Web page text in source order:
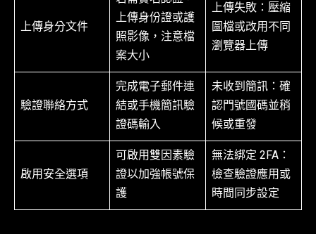
上傳身分文件
上傳身份證或護
照影像，注意檔
案大小
上傳失敗：壓縮
圖檔或改用不同
瀏覽器上傳
驗證聯絡方式
完成電子郵件連
結或手機簡訊驗
證碼輸入
未收到簡訊：確
認門號國碼並稍
候或重發
啟用安全選項
可啟用雙因素驗
證以加強帳號保
護
無法綁定 2FA：
檢查驗證應用或
時間同步設定